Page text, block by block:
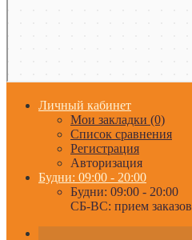
Личный кабинет
Мои закладки (0)
Список сравнения
Регистрация
Авторизация
Будни: 09:00 - 20:00
Будни: 09:00 - 20:00
СБ-ВС: прием заказов